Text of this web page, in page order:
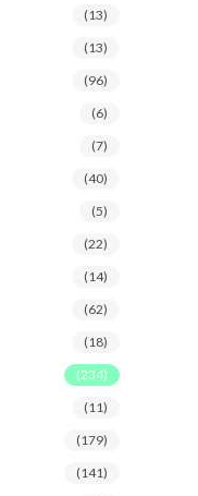
LA
(13)
(13)
(96)
(6)
(7)
(40)
(5)
(22)
(14)
(62)
(18)
(234)
(11)
(179)
(141)